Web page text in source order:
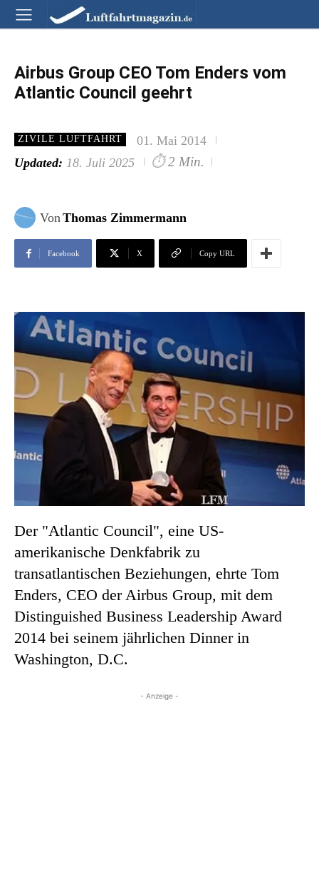
Airbus Group CEO Tom Enders vom
Atlantic Council geehrt
ZIVILE LUFTFAHRT
01. Mai 2014
Updated: 18. Juli 2025 ⏱ 2 Min.
VonThomas Zimmermann
Facebook X Copy URL
Der "Atlantic Council", eine US-
amerikanische Denkfabrik zu
transatlantischen Beziehungen, ehrte Tom
Enders, CEO der Airbus Group, mit dem
Distinguished Business Leadership Award
2014 bei seinem jährlichen Dinner in
Washington, D.C.
- Anzeige -